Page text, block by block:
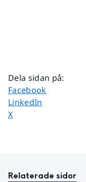
Dela sidan på:
Dela sidan på
Facebook
Dela sidan på
LinkedIn
Dela sidan på
X
Relaterade sidor